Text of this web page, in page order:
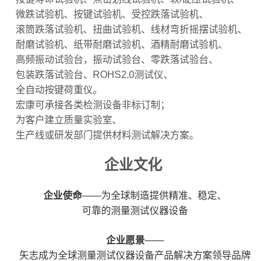
微跌试验机、按键试验机、受控跌落试验机、
滚筒跌落试验机、扭曲试验机、线材弯折摇摆试验机、
耐磨试验机、纸带耐磨试验机、酒精耐磨试验机、
高频振动试验台，振动试验台、零跌落试验台、
包装跌落试验台、ROHS2.0测试仪、
全自动按键荷重仪。
宏康可承接各类检测设备非标订制；
为客户建立质量实验室、
生产线或研发部门提供材料测试解决方案。
企业文化
企业使命——为全球制造提供精准、稳定、
可靠的测量测试仪器设备
企业愿景——
矢志成为全球测量测试仪器设备产品解决方案领导品牌